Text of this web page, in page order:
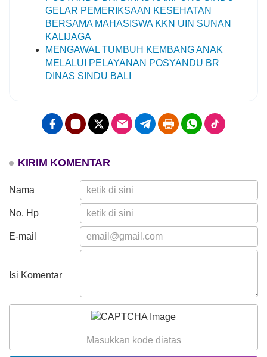
GELAR PEMERIKSAAN KESEHATAN
BERSAMA MAHASISWA KKN UIN SUNAN
KALIJAGA
MENGAWAL TUMBUH KEMBANG ANAK
MELALUI PELAYANAN POSYANDU BR
DINAS SINDU BALI
KIRIM KOMENTAR
Nama
No. Hp
E-mail
Isi Komentar